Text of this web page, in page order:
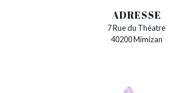
ADRESSE
7 Rue du Théatre
40200 Mimizan